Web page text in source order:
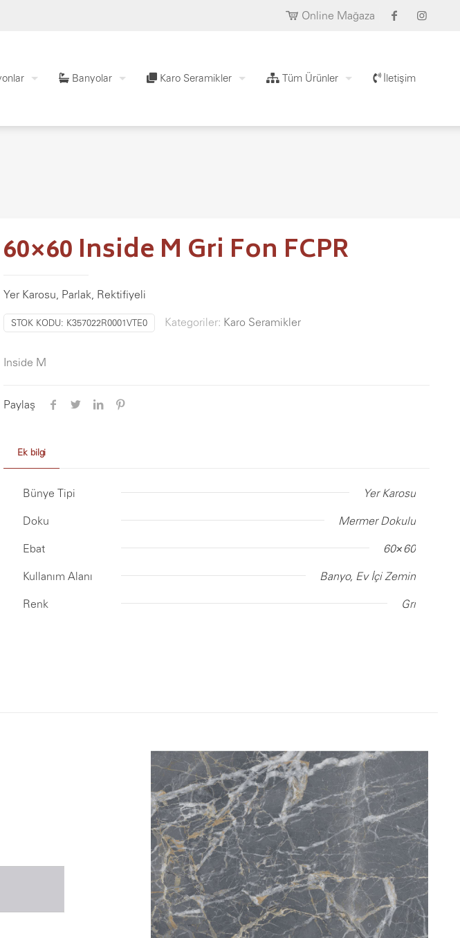
Online Mağaza
Banyolar Karo Seramikler Tüm Ürünler İletişim
60×60 Inside M Gri Fon FCPR
Yer Karosu, Parlak, Rektifiyeli
STOK KODU: K357022R0001VTE0 Kategoriler: Karo Seramikler
Inside M
Paylaş
Ek bilgi
Bünye Tipi Yer Karosu
Doku Mermer Dokulu
Ebat 60×60
Kullanım Alanı Banyo, Ev İçi Zemin
Renk Gri